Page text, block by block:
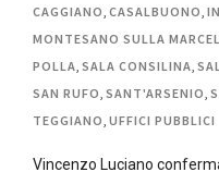
CAGGIANO, CASALBUONO,
MONTESANO SULLA
POLLA, SALA CONSILINA,
SAN RUFO, SANT'ARSENIO,
TEGGIANO, UFFICI PUBBLICI
Vincenzo Luciano